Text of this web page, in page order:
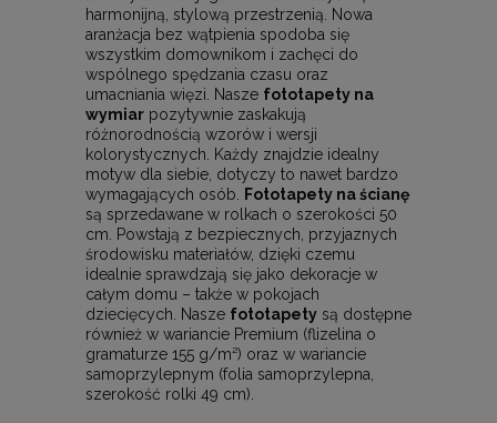
harmonijną, stylową przestrzenią. Nowa
aranżacja bez wątpienia spodoba się
wszystkim domownikom i zachęci do
wspólnego spędzania czasu oraz
umacniania więzi. Nasze fototapety na
wymiar pozytywnie zaskakują
różnorodnością wzorów i wersji
kolorystycznych. Każdy znajdzie idealny
motyw dla siebie, dotyczy to nawet bardzo
wymagających osób.
Fototapety na ścianę
są sprzedawane w rolkach o szerokości 50
cm. Powstają z bezpiecznych, przyjaznych
środowisku materiałów, dzięki czemu
idealnie sprawdzają się jako dekoracje w
całym domu – także w pokojach
dziecięcych. Nasze fototapety są dostępne
również w wariancie Premium (flizelina o
gramaturze 155 g/m²) oraz w wariancie
samoprzylepnym (folia samoprzylepna,
szerokość rolki 49 cm).